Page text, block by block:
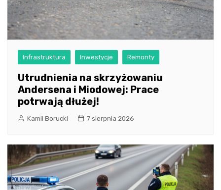
Infrastruktura Inwestycje Remonty
Utrudnienia na skrzyżowaniu
Andersena i Miodowej: Prace
potrwają dłużej!
Kamil Borucki 7 sierpnia 2026